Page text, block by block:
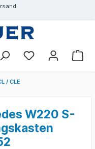
/ CLE
W220 S-